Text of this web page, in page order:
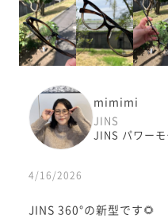
mimimi
JINS
JINS パワー
4/16/2026
JINS 360°の新型です🌻